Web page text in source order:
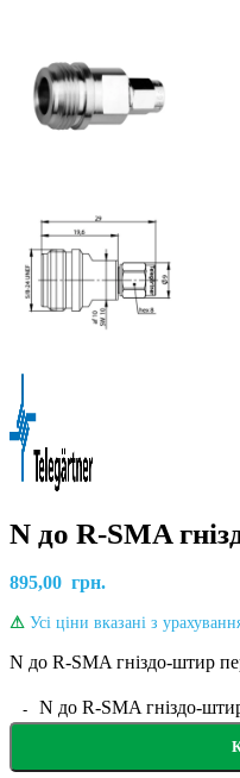
N до R-SMA
895,00 грн.
⚠ Усі ціни вказані з
N до R-SMA гніздо-штир
N до R-SMA гніздо-